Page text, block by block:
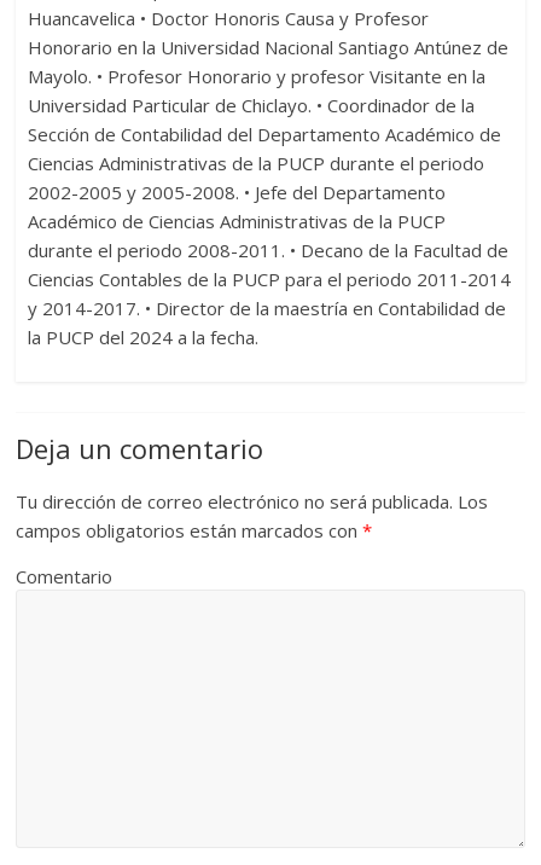
Huancavelica • Doctor Honoris Causa y Profesor
Honorario en la Universidad Nacional Santiago Antúnez de
Mayolo. • Profesor Honorario y profesor Visitante en la
Universidad Particular de Chiclayo. • Coordinador de la
Sección de Contabilidad del Departamento Académico de
Ciencias Administrativas de la PUCP durante el periodo
2002-2005 y 2005-2008. • Jefe del Departamento
Académico de Ciencias Administrativas de la PUCP
durante el periodo 2008-2011. • Decano de la Facultad de
Ciencias Contables de la PUCP para el periodo 2011-2014
y 2014-2017. • Director de la maestría en Contabilidad de
la PUCP del 2024 a la fecha.
Deja un comentario
Tu dirección de correo electrónico no será publicada. Los
campos obligatorios están marcados con*
Comentario